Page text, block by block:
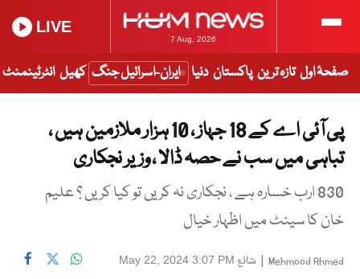
7 Aug, 2026
LIVE
صفحۂ اول تازہ ترین پاکستان دنیا ایران-اسرائیل جنگ کھیل انٹرٹینمنٹ
پی آئی اے کے 18 جہاز ، 10 ہزار ملازمین ہیں ،
تباہی میں سب نے حصہ ڈالا ، وزیر نجکاری
830 ارب خسارہ ہے ، نجکاری نہ کریں تو کیا کریں ؟ علیم
خان کا سینٹ میں اظہار خیال
Mehmood Ahmed
| شائع May 22, 2024 3:07 PM